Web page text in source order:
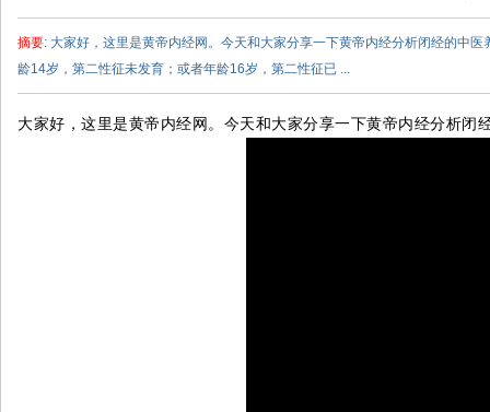
摘要: 大家好，这里是黄帝内经网。今天和大家分享一下黄帝内经分析闭经的中
龄14岁，第二性征未发育；或者年龄16岁，第二性征已 ...
大家好，这里是黄帝内经网。今天和大家分享一下黄帝内经分析闭